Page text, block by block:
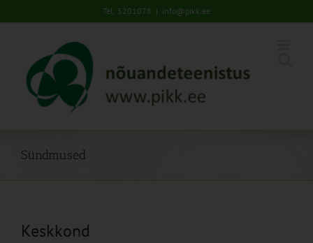
to
Tel: 5201078 | info@pikk.ee
Sündmused
Keskkond